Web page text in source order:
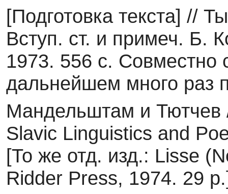
[Подготовка текста] //
Вступ. ст. и примеч. Б.
1973. 556 с.
дальнейшем много раз
Мандельштам и Тютчев
Slavic Linguistics and
[То же отд. изд.: Lisse
Ridder Press, 1974. 29